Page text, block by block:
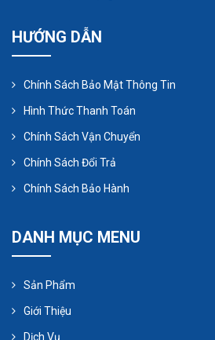
cần bơm là gì, độ đậm đặc
Thông thường nhiệt độ
hoạt động tốt nhất và bền
hưởng đến chất lượng
thân bơm làm bằng nhựa.
bằng PDVF hay inox 316
Sau khi đã chọn thân
ý đến những thông số kỹ
đó thật kĩ trước khí quyết
Cần chú ý nơi đặt máy
để dưới đất, khoảng
HƯỚNG DẪN
Chính Sách Bảo Mật Thông Tin
Hình Thức Thanh Toán
Chính Sách Vận Chuyển
Chính Sách Đổi Trả
Chính Sách Bảo Hành
DANH MỤC MENU
Sản Phẩm
Giới Thiệu
Dịch Vụ